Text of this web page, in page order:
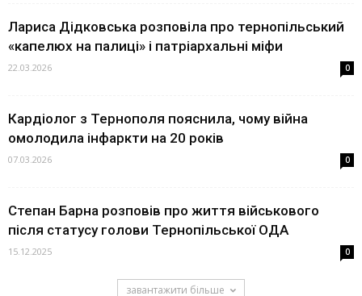
Лариса Дідковська розповіла про тернопільський
«капелюх на палиці» і патріархальні міфи
22.03.2026 0
Кардіолог з Тернополя пояснила, чому війна
омолодила інфаркти на 20 років
07.03.2026 0
Степан Барна розповів про життя військового
після статусу голови Тернопільської ОДА
15.12.2025 0
завантажити більше